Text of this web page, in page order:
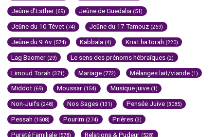
Jeûne d'Esther (69) Jeûne de Guedalia (51)
Jeûne du 10 Tévet (74) Jeûne du 17 Tamouz (269)
Jeûne du 9 Av (574) Kabbala (4) Kriat haTorah (220)
Lag Baomer (29) Le sens des prénoms hébraïques (2)
Limoud Torah (371) Mariage (772) Mélanges lait/viande (1)
Middot (69) Moussar (154) Musique juive (1)
Non-Juifs (248) Nos Sages (131) Pensée Juive (3085)
Pessah (1508) Pourim (274) Prières (3)
Pureté Familiale (578) Relations & Pudeur (528)